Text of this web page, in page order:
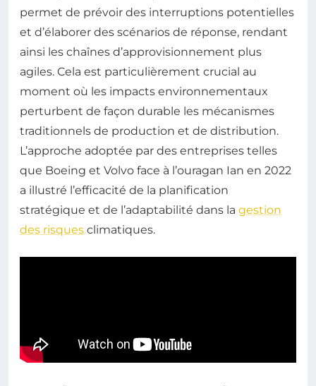
permet de prévoir des interruptions potentielles
et d’élaborer des scénarios de réponse, rendant
ainsi les chaînes d’approvisionnement plus
agiles. Cela est particulièrement crucial au
moment où les impacts environnementaux
perturbent de façon durable les mécanismes
traditionnels de production et de distribution.
L’approche adoptée par des entreprises telles
que Boeing et Volvo face à l’ouragan Ian en 2022
a illustré l’efficacité de la planification
stratégique et de l’adaptabilité dans la gestion
des risques climatiques.